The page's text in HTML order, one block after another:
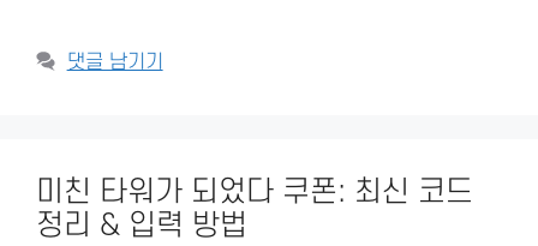
댓글 남기기
미친 타워가 되었다 쿠폰: 최신 코드
정리 & 입력 방법